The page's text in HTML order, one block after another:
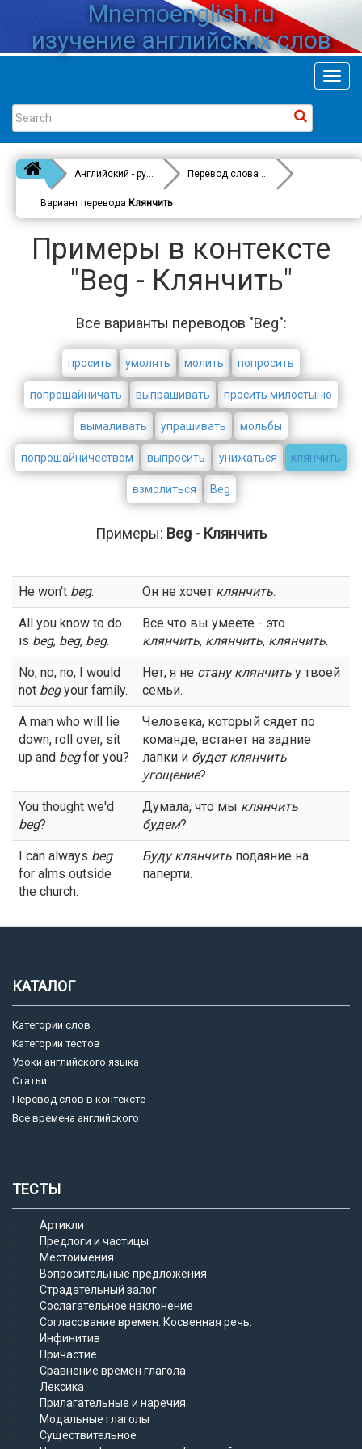
Mnemoenglish.ru
изучение английских слов
Английский - русский Перевод слова
Beg
Вариант перевода Клянчить
Примеры в контексте
"Beg - Клянчить"
Все варианты переводов "Beg":
просить умолять молить попросить
попрошайничать выпрашивать просить милостыню
вымаливать упрашивать мольбы
попрошайничеством выпросить унижаться клянчить
взмолиться Beg
Примеры: Beg - Клянчить
He won't beg. Он не хочет клянчить.
All you know to do
is beg, beg, beg.
Все что вы умеете - это
клянчить, клянчить, клянчить.
No, no, no, I would
not begyour family.
Нет, я не стануклянчить у твоей
семьи.
A man who will lie
down, roll over, sit
up and begfor you?
Человека, который сядет по
команде, встанет на задние
лапки и будетклянчить
угощение?
You thought we'd
beg?
Думала, что мы клянчить
будем?
I can always beg
for alms outside
the church.
Будуклянчить подаяние на
паперти.
КАТАЛОГ
Категории слов
Категории тестов
Уроки английского языка
Статьи
Перевод слов в контексте
Все времена английского
ТЕСТЫ
Артикли
Предлоги и частицы
Местоимения
Вопросительные предложения
Страдательный залог
Сослагательное наклонение
Согласование времен. Косвенная речь.
Инфинитив
Причастие
Сравнение времен глагола
Лексика
Прилагательные и наречия
Модальные глаголы
Существительное